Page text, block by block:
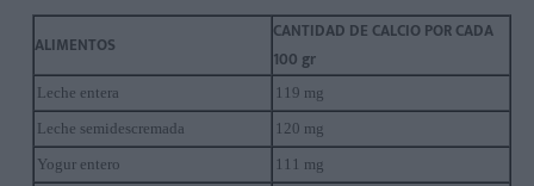
ALIMENTOS
CANTIDAD DE CALCIO POR CADA
100 gr
Leche entera
119 mg
Leche semidescremada
120 mg
Yogur entero
111 mg